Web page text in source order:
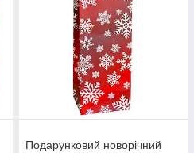
Подарунковий новорічний